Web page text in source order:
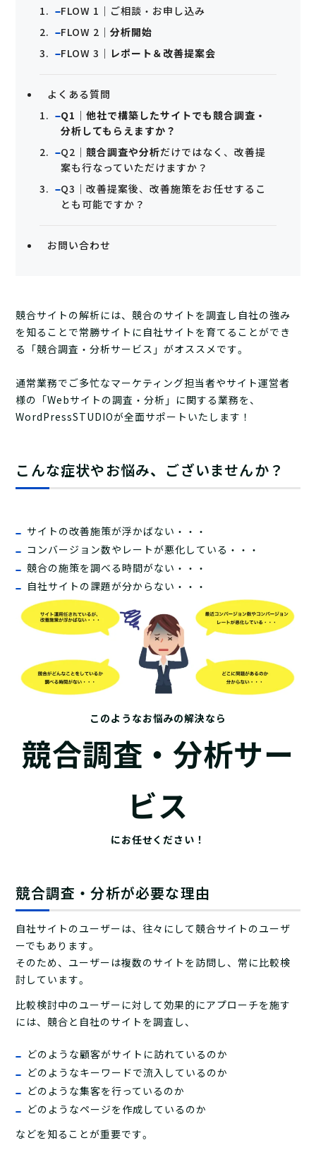
FLOW 1｜ご相談・お申し込み
FLOW 2｜分析開始
FLOW 3｜ レポート＆改善提案会
よくある質問
Q1｜他社で構築したサイトでも競合調査・
分析してもらえますか？
Q2｜競合調査や分析だけではなく、改善提
案も行なっていただけますか？
Q3｜改善提案後、改善施策をお任せするこ
とも可能ですか？
お問い合わせ
競合サイトの解析には、競合のサイトを調査し自社の強み
を知ることで常勝サイトに自社サイトを育てることができ
る「競合調査・分析サービス」がオススメです。
通常業務でご多忙なマーケティング担当者やサイト運営者
様の「Webサイトの調査・分析」に関する業務を、
WordPressSTUDIOが全面サポートいたします！
こんな症状やお悩み、ございませんか？
サイトの改善施策が浮かばない・・・
コンバージョン数やレートが悪化している・・・
競合の施策を調べる時間がない・・・
自社サイトの課題が分からない・・・
このようなお悩みの解決なら
競合調査・分析サー
ビス
にお任せください！
競合調査・分析が必要な理由
自社サイトのユーザーは、往々にして競合サイトのユーザ
ーでもあります。
そのため、ユーザーは複数のサイトを訪問し、常に比較検
討しています。
比較検討中のユーザーに対して効果的にアプローチを施す
には、競合と自社のサイトを調査し、
どのような顧客がサイトに訪れているのか
どのようなキーワードで流入しているのか
どのような集客を行っているのか
どのようなページを作成しているのか
などを知ることが重要です。